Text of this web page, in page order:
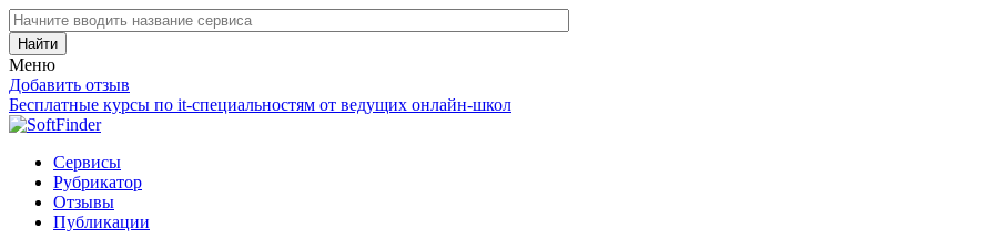
Найти
Меню
Добавить отзыв
Бесплатные курсы по it-специальностям от ведущих онлайн-школ
Сервисы
Рубрикатор
Отзывы
Публикации